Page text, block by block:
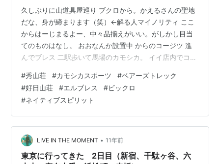
久しぶりに山道具屋巡り ブクロから。かえるさんの聖地
だな、身が締まります（笑）←解る人マイノリティ ここ
からはーじまるよー、中々品揃えがいい。がしかし目当
てのものはなし。 おおなんか設置中 からのコージツ 進
んでブレス 二駅歩いて馬場のカモシカ。 イイ店内でコー
のネイティブスピリットへ。←否山道具屋何年かスパン
なのにいつも覚えていていただいて光栄です。また数年
後行きます 西荻のベアーズトレック。はっきり言ってい
い店。界隈の商店街もすき から神楽坂にいって 最後新宿
の石井山専で雨がポツリときたので終了～ 大型量販店多
めでしたが一番唸ったのはベア…
#秀山荘 #カモシカスポーツ #ベアーズトレック
#好日山荘 #エルブレス #ビックロ
#ネイティブスピリット
LIVE IN THE MOMENT • 11年前
東京に行ってきた 2日目（新宿、千駄ヶ谷、六